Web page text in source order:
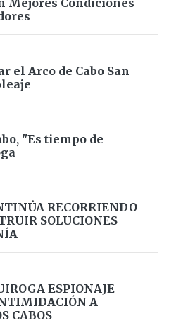
el Arco de Cabo San
"Es tiempo de
RECORRIENDO
SOLUCIONES
ESPIONAJE
A
CABOS